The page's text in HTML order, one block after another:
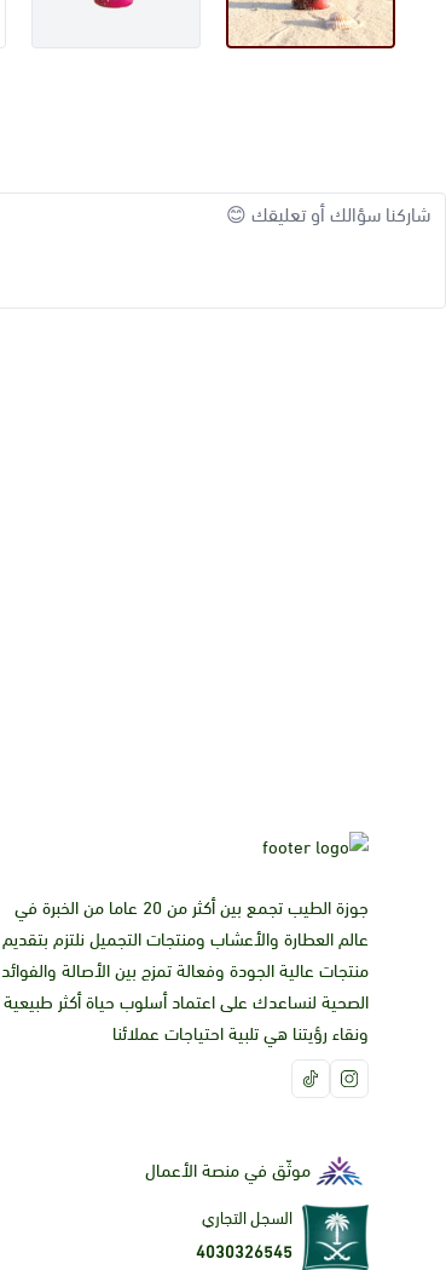
جوزة الطيب تجمع بين أكثر من 20 عاما من الخبرة في
عالم العطارة والأعشاب ومنتجات التجميل نلتزم بتقديم
منتجات عالية الجودة وفعالة تمزج بين الأصالة والفوائد
الصحية لنساعدك على اعتماد أسلوب حياة أكثر طبيعية
ونقاء رؤيتنا هي تلبية احتياجات عملائنا
موثّق في منصة الأعمال
السجل التجاري
4030326545